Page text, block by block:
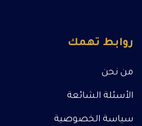
روابط تهمك
من نحن
الأسئلة الشائعة
سياسة الخصوصية